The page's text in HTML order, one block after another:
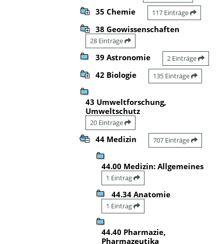
35 Chemie 117 Einträge
38 Geowissenschaften
28 Einträge
39 Astronomie 2 Einträge
42 Biologie 135 Einträge
43 Umweltforschung,
Umweltschutz
20 Einträge
44 Medizin 707 Einträge
44.00 Medizin: Allgemeines
1 Eintrag
44.34 Anatomie
1 Eintrag
44.40 Pharmazie,
Pharmazeutika